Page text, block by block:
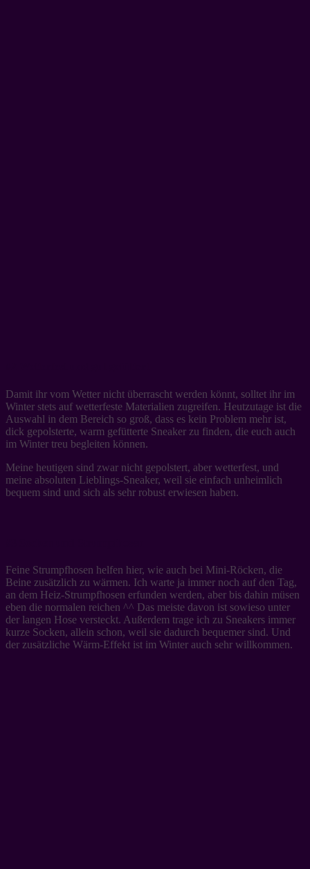
Damit ihr vom Wetter nicht überrascht werden könnt, solltet ihr im
Winter stets auf wetterfeste Materialien zugreifen. Heutzutage ist die
Auswahl in dem Bereich so groß, dass es kein Problem mehr ist,
dick gepolsterte, warm gefütterte Sneaker zu finden, die euch auch
im Winter treu begleiten können.
Meine heutigen sind zwar nicht gepolstert, aber wetterfest, und
meine absoluten Lieblings-Sneaker, weil sie einfach unheimlich
bequem sind und sich als sehr robust erwiesen haben.
Feine Strumpfhosen helfen hier, wie auch bei Mini-Röcken, die
Beine zusätzlich zu wärmen. Ich warte ja immer noch auf den Tag,
an dem Heiz-Strumpfhosen erfunden werden, aber bis dahin müsen
eben die normalen reichen ^^ Das meiste davon ist sowieso unter
der langen Hose versteckt. Außerdem trage ich zu Sneakers immer
kurze Socken, allein schon, weil sie dadurch bequemer sind. Und
der zusätzliche Wärm-Effekt ist im Winter auch sehr willkommen.